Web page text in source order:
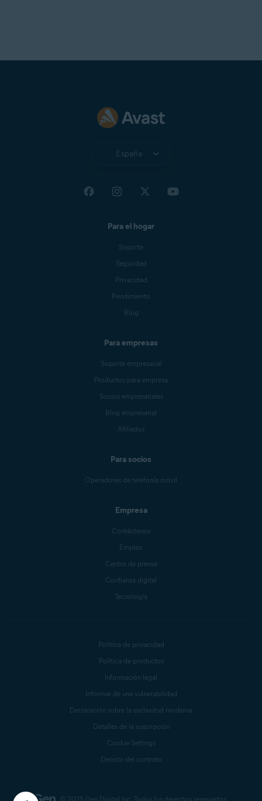
España
Para el hogar
Soporte
Seguridad
Privacidad
Rendimiento
Blog
Para empresas
Soporte empresarial
Productos para empresa
Socios empresariales
Blog empresarial
Afiliados
Para socios
Operadores de telefonía móvil
Empresa
Contáctenos
Empleo
Centro de prensa
Confianza digital
Tecnología
© 2025 Gen Digital Inc. Todos los derechos reservados.
Política de privacidad
Política de productos
Información legal
Informar de una vulnerabilidad
Declaración sobre la esclavitud moderna
Detalles de la suscripción
Cookie Settings
Desistir del contrato